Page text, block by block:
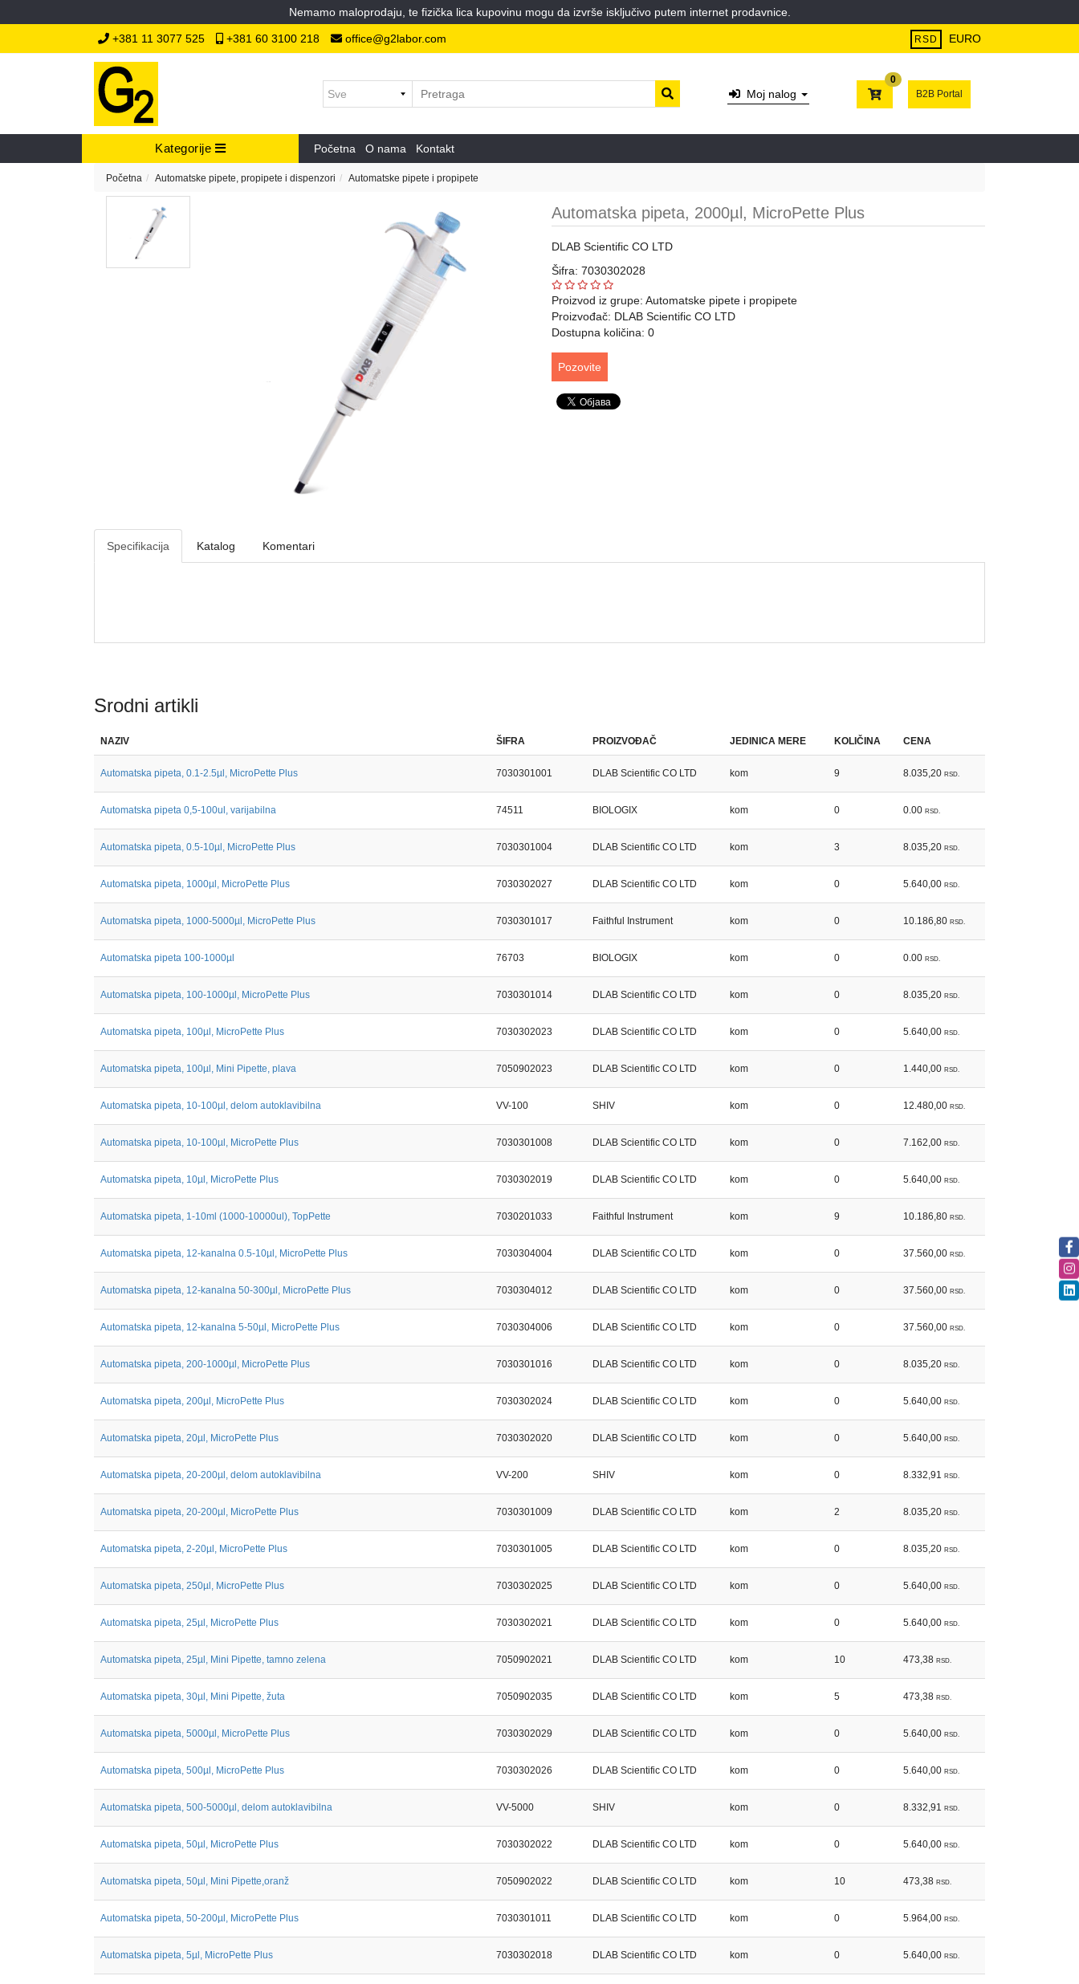
Nemamo maloprodaju, te fizička lica kupovinu mogu da izvrše isključivo putem internet prodavnice.
+381 11 3077 525 +381 60 3100 218 office@g2labor.com RSD EURO
Moj nalog
0
B2B Portal
Kategorije Početna O nama Kontakt
Početna Automatske pipete, propipete i dispenzori Automatske pipete i propipete
Automatska pipeta, 2000µl, MicroPette Plus
DLAB Scientific CO LTD
Šifra: 7030302028
Proizvod iz grupe: Automatske pipete i propipete
Proizvođač: DLAB Scientific CO LTD
Dostupna količina: 0
Pozovite
Specifikacija Katalog Komentari
Srodni artikli
NAZIV ŠIFRA PROIZVOĐAČ JEDINICA MERE KOLIČINA CENA
Automatska pipeta, 0.1-2.5µl, MicroPette Plus 7030301001 DLAB Scientific CO LTD kom 9 8.035,20 RSD.
Automatska pipeta 0,5-100ul, varijabilna 74511 BIOLOGIX kom 0 0.00 RSD.
Automatska pipeta, 0.5-10µl, MicroPette Plus 7030301004 DLAB Scientific CO LTD kom 3 8.035,20 RSD.
Automatska pipeta, 1000µl, MicroPette Plus 7030302027 DLAB Scientific CO LTD kom 0 5.640,00 RSD.
Automatska pipeta, 1000-5000µl, MicroPette Plus 7030301017 Faithful Instrument kom 0 10.186,80 RSD.
Automatska pipeta 100-1000µl 76703 BIOLOGIX kom 0 0.00 RSD.
Automatska pipeta, 100-1000µl, MicroPette Plus 7030301014 DLAB Scientific CO LTD kom 0 8.035,20 RSD.
Automatska pipeta, 100µl, MicroPette Plus 7030302023 DLAB Scientific CO LTD kom 0 5.640,00 RSD.
Automatska pipeta, 100µl, Mini Pipette, plava 7050902023 DLAB Scientific CO LTD kom 0 1.440,00 RSD.
Automatska pipeta, 10-100µl, delom autoklavibilna VV-100 SHIV kom 0 12.480,00 RSD.
Automatska pipeta, 10-100µl, MicroPette Plus 7030301008 DLAB Scientific CO LTD kom 0 7.162,00 RSD.
Automatska pipeta, 10µl, MicroPette Plus 7030302019 DLAB Scientific CO LTD kom 0 5.640,00 RSD.
Automatska pipeta, 1-10ml (1000-10000ul), TopPette 7030201033 Faithful Instrument kom 9 10.186,80 RSD.
Automatska pipeta, 12-kanalna 0.5-10µl, MicroPette Plus 7030304004 DLAB Scientific CO LTD kom 0 37.560,00 RSD.
Automatska pipeta, 12-kanalna 50-300µl, MicroPette Plus 7030304012 DLAB Scientific CO LTD kom 0 37.560,00 RSD.
Automatska pipeta, 12-kanalna 5-50µl, MicroPette Plus 7030304006 DLAB Scientific CO LTD kom 0 37.560,00 RSD.
Automatska pipeta, 200-1000µl, MicroPette Plus 7030301016 DLAB Scientific CO LTD kom 0 8.035,20 RSD.
Automatska pipeta, 200µl, MicroPette Plus 7030302024 DLAB Scientific CO LTD kom 0 5.640,00 RSD.
Automatska pipeta, 20µl, MicroPette Plus 7030302020 DLAB Scientific CO LTD kom 0 5.640,00 RSD.
Automatska pipeta, 20-200µl, delom autoklavibilna VV-200 SHIV kom 0 8.332,91 RSD.
Automatska pipeta, 20-200µl, MicroPette Plus 7030301009 DLAB Scientific CO LTD kom 2 8.035,20 RSD.
Automatska pipeta, 2-20µl, MicroPette Plus 7030301005 DLAB Scientific CO LTD kom 0 8.035,20 RSD.
Automatska pipeta, 250µl, MicroPette Plus 7030302025 DLAB Scientific CO LTD kom 0 5.640,00 RSD.
Automatska pipeta, 25µl, MicroPette Plus 7030302021 DLAB Scientific CO LTD kom 0 5.640,00 RSD.
Automatska pipeta, 25µl, Mini Pipette, tamno zelena 7050902021 DLAB Scientific CO LTD kom 10 473,38 RSD.
Automatska pipeta, 30µl, Mini Pipette, žuta 7050902035 DLAB Scientific CO LTD kom 5 473,38 RSD.
Automatska pipeta, 5000µl, MicroPette Plus 7030302029 DLAB Scientific CO LTD kom 0 5.640,00 RSD.
Automatska pipeta, 500µl, MicroPette Plus 7030302026 DLAB Scientific CO LTD kom 0 5.640,00 RSD.
Automatska pipeta, 500-5000µl, delom autoklavibilna VV-5000 SHIV kom 0 8.332,91 RSD.
Automatska pipeta, 50µl, MicroPette Plus 7030302022 DLAB Scientific CO LTD kom 0 5.640,00 RSD.
Automatska pipeta, 50µl, Mini Pipette,oranž 7050902022 DLAB Scientific CO LTD kom 10 473,38 RSD.
Automatska pipeta, 50-200µl, MicroPette Plus 7030301011 DLAB Scientific CO LTD kom 0 5.964,00 RSD.
Automatska pipeta, 5µl, MicroPette Plus 7030302018 DLAB Scientific CO LTD kom 0 5.640,00 RSD.